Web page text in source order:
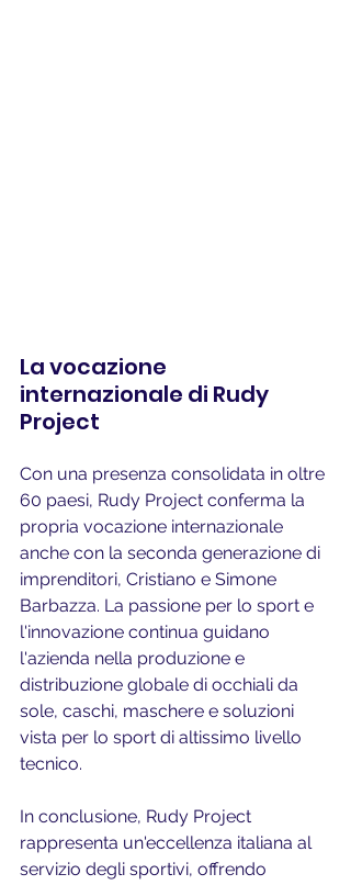
La vocazione
internazionale di Rudy
Project
Con una presenza consolidata in oltre
60 paesi, Rudy Project conferma la
propria vocazione internazionale
anche con la seconda generazione di
imprenditori, Cristiano e Simone
Barbazza. La passione per lo sport e
l'innovazione continua guidano
l'azienda nella produzione e
distribuzione globale di occhiali da
sole, caschi, maschere e soluzioni
vista per lo sport di altissimo livello
tecnico.
In conclusione, Rudy Project
rappresenta un'eccellenza italiana al
servizio degli sportivi, offrendo